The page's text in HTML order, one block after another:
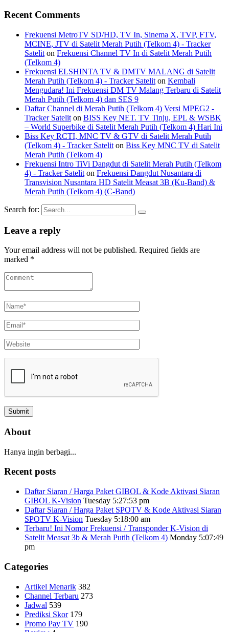
Recent Comments
Frekuensi MetroTV SD/HD, TV In, Sinema X, TVP, FTV,
MCINE, JTV di Satelit Merah Putih (Telkom 4) - Tracker
Satelit on Frekuensi Channel TV In di Satelit Merah Putih
(Telkom 4)
Frekuensi ELSHINTA TV & DMTV MALANG di Satelit
Merah Putih (Telkom 4) - Tracker Satelit on Kembali
Mengudara! Ini Frekuensi DM TV Malang Terbaru di Satelit
Merah Putih (Telkom 4) dan SES 9
Daftar Channel di Merah Putih (Telkom 4) Versi MPEG2 -
Tracker Satelit on BISS Key NET. TV Tinju, EPL & WSBK
– World Superbike di Satelit Merah Putih (Telkom 4) Hari Ini
Biss Key RCTI, MNC TV & GTV di Satelit Merah Putih
(Telkom 4) - Tracker Satelit on Biss Key MNC TV di Satelit
Merah Putih (Telkom 4)
Frekuensi Intro TiVi Dangdut di Satelit Merah Putih (Telkom
4) - Tracker Satelit on Frekuensi Dangdut Nusantara di
Transvision Nusantara HD Satelit Measat 3B (Ku-Band) &
Merah Putih (Telkom 4) (C-Band)
Search for:
Leave a reply
Your email address will not be published. Required fields are
marked *
About
Hanya ingin berbagi...
Recent posts
Daftar Siaran / Harga Paket GIBOL & Kode Aktivasi Siaran
GIBOL K-Vision Tuesday 5:27:53 pm
Daftar Siaran / Harga Paket SPOTV & Kode Aktivasi Siaran
SPOTV K-Vision Tuesday 5:18:00 am
Terbaru! Ini Nomor Frekuensi / Transponder K-Vision di
Satelit Measat 3b & Merah Putih (Telkom 4) Monday 5:07:49
pm
Categories
Artikel Menarik 382
Channel Terbaru 273
Jadwal 539
Prediksi Skor 179
Promo Pay TV 190